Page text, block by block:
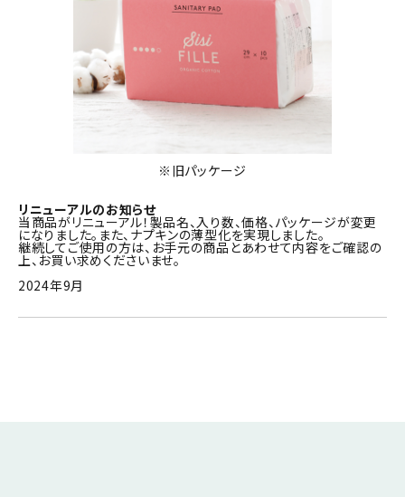
※旧パッケージ
リニューアルのお知らせ
当商品がリニューアル！製品名、入り数、価格、パッケージが変更
になりました。また、ナプキンの薄型化を実現しました。
継続してご使用の方は、お手元の商品とあわせて内容をご確認の
上、お買い求めくださいませ。
2024年9月